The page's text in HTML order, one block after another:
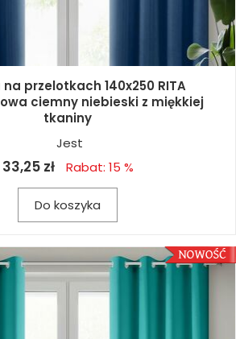
na przelotkach 140x250 RITA
ciemny niebieski z miękkiej
tkaniny
Jest
33,25 zł Rabat: 15 %
Do koszyka